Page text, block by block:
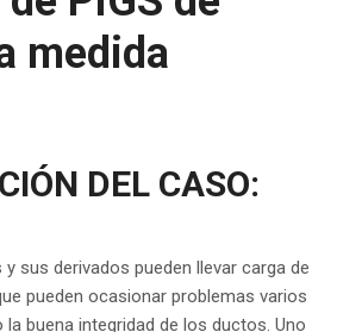
medida
DEL CASO:
sus derivados pueden llevar carga de
pueden ocasionar problemas varios
la buena integridad de los ductos. Uno